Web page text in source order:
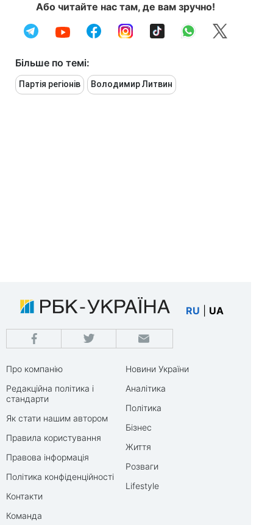
Або читайте нас там, де вам зручно!
Більше по темі:
Партія регіонів Володимир Литвин
RU UA
Про компанію
Редакційна політика і
стандарти
Як стати нашим автором
Правила користування
Правова інформація
Політика конфіденційності
Контакти
Команда
Новини України
Аналітика
Політика
Бізнес
Життя
Розваги
Lifestyle